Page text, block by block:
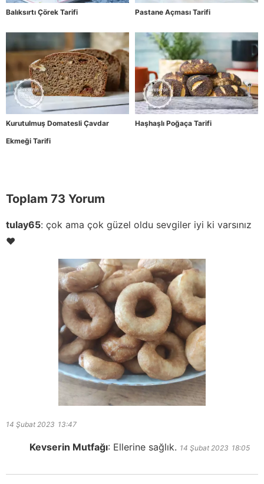
Balıksırtı Çörek Tarifi Pastane Açması Tarifi
Kurutulmuş Domatesli Çavdar
Ekmeği Tarifi
Haşhaşlı Poğaça Tarifi
Toplam 73 Yorum
tulay65: çok ama çok güzel oldu sevgiler iyi ki varsınız
❤️
14 Şubat 2023 13:47
Kevserin Mutfağı: Ellerine sağlık. 14 Şubat 2023 18:05